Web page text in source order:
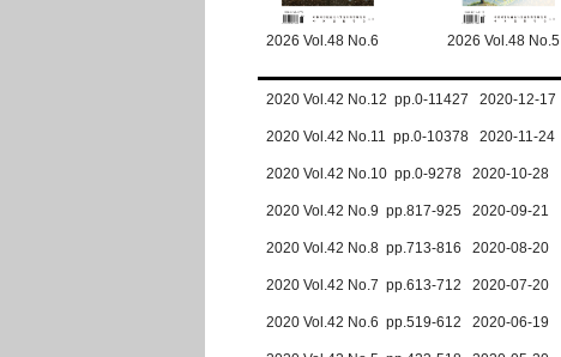
2026 Vol.48 No.6 2026 Vol.48 No.5
2020 Vol.42 No.12 pp.0-11427 2020-12-17
2020 Vol.42 No.11 pp.0-10378 2020-11-24
2020 Vol.42 No.10 pp.0-9278 2020-10-28
2020 Vol.42 No.9 pp.817-925 2020-09-21
2020 Vol.42 No.8 pp.713-816 2020-08-20
2020 Vol.42 No.7 pp.613-712 2020-07-20
2020 Vol.42 No.6 pp.519-612 2020-06-19